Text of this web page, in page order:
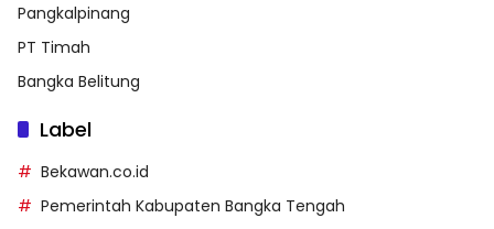
Pangkalpinang
PT Timah
Bangka Belitung
Label
Bekawan.co.id
Pemerintah Kabupaten Bangka Tengah